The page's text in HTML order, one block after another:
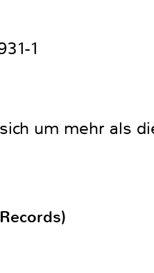
1
um mehr als